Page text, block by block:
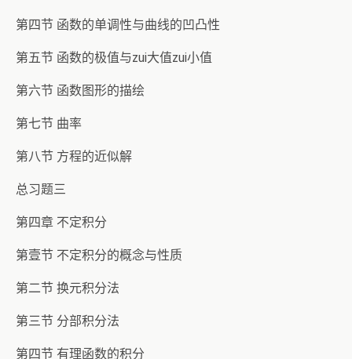
第四节 函数的单调性与曲线的凹凸性
第五节 函数的极值与zui大值zui小值
第六节 函数图形的描绘
第七节 曲率
第八节 方程的近似解
总习题三
第四章 不定积分
第壹节 不定积分的概念与性质
第二节 换元积分法
第三节 分部积分法
第四节 有理函数的积分